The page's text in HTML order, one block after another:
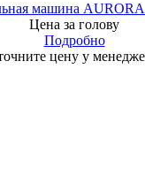
машина
Цена за голову
Подробно
цену у